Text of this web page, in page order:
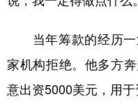
当年筹款的经历一
家机构拒绝。他多方
意出资5000美元，用于